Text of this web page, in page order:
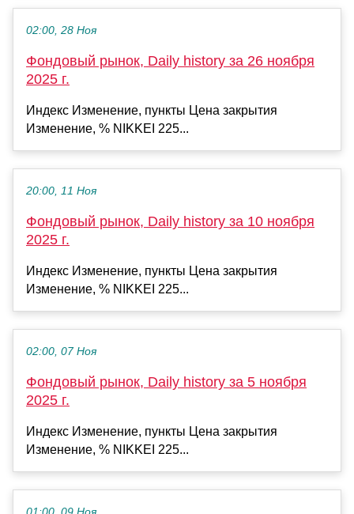
02:00, 28 Ноя
Фондовый рынок, Daily history за 26 ноября
2025 г.
Индекс Изменение, пункты Цена закрытия
Изменение, % NIKKEI 225...
20:00, 11 Ноя
Фондовый рынок, Daily history за 10 ноября
2025 г.
Индекс Изменение, пункты Цена закрытия
Изменение, % NIKKEI 225...
02:00, 07 Ноя
Фондовый рынок, Daily history за 5 ноября
2025 г.
Индекс Изменение, пункты Цена закрытия
Изменение, % NIKKEI 225...